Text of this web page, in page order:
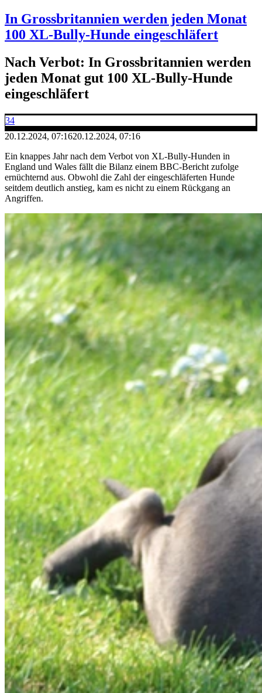
In Grossbritannien werden jeden Monat
100 XL-Bully-Hunde eingeschläfert
Nach Verbot: In Grossbritannien werden
jeden Monat gut 100 XL-Bully-Hunde
eingeschläfert
34
20.12.2024, 07:1620.12.2024, 07:16
Ein knappes Jahr nach dem Verbot von XL-Bully-Hunden in
England und Wales fällt die Bilanz einem BBC-Bericht zufolge
ernüchternd aus. Obwohl die Zahl der eingeschläferten Hunde
seitdem deutlich anstieg, kam es nicht zu einem Rückgang an
Angriffen.